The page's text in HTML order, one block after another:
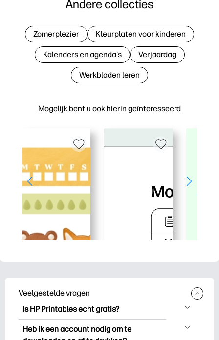
Mogelijk bent u ook hierin geïnteresseerd
Andere collecties
Zomerplezier Kleurplaten voor kinderen
Kalenders en agenda's Verjaardag
Werkbladen leren
Veelgestelde vragen
Is HP Printables echt gratis?
HP Printables biedt meer dan 2.500
gratis printables om te downloaden en
Heb ik een account nodig om te